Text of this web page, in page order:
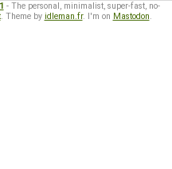
- The personal, minimalist, super-fast, no-
. Theme by idleman.fr. I'm on Mastodon.